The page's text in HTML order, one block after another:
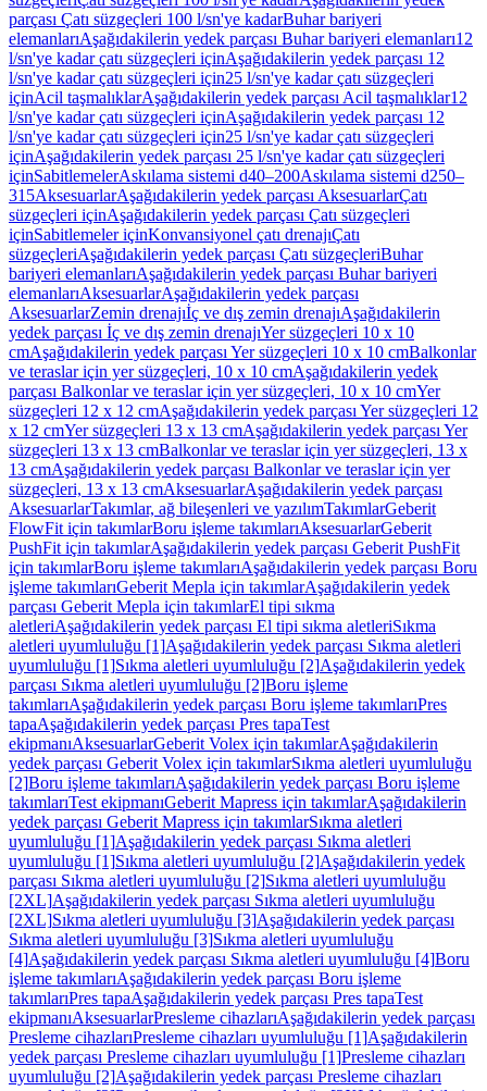
parçası Çatı süzgeçleri 100 l/sn'ye kadarBuhar bariyeri
elemanlarıAşağıdakilerin yedek parçası Buhar bariyeri elemanları12
l/sn'ye kadar çatı süzgeçleri içinAşağıdakilerin yedek parçası 12
l/sn'ye kadar çatı süzgeçleri için25 l/sn'ye kadar çatı süzgeçleri
içinAcil taşmalıklarAşağıdakilerin yedek parçası Acil taşmalıklar12
l/sn'ye kadar çatı süzgeçleri içinAşağıdakilerin yedek parçası 12
l/sn'ye kadar çatı süzgeçleri için25 l/sn'ye kadar çatı süzgeçleri
içinAşağıdakilerin yedek parçası 25 l/sn'ye kadar çatı süzgeçleri
içinSabitlemelerAskılama sistemi d40–200Askılama sistemi d250–
315AksesuarlarAşağıdakilerin yedek parçası AksesuarlarÇatı
süzgeçleri içinAşağıdakilerin yedek parçası Çatı süzgeçleri
içinSabitlemeler içinKonvansiyonel çatı drenajıÇatı
süzgeçleriAşağıdakilerin yedek parçası Çatı süzgeçleriBuhar
bariyeri elemanlarıAşağıdakilerin yedek parçası Buhar bariyeri
elemanlarıAksesuarlarAşağıdakilerin yedek parçası
AksesuarlarZemin drenajıİç ve dış zemin drenajıAşağıdakilerin
yedek parçası İç ve dış zemin drenajıYer süzgeçleri 10 x 10
cmAşağıdakilerin yedek parçası Yer süzgeçleri 10 x 10 cmBalkonlar
ve teraslar için yer süzgeçleri, 10 x 10 cmAşağıdakilerin yedek
parçası Balkonlar ve teraslar için yer süzgeçleri, 10 x 10 cmYer
süzgeçleri 12 x 12 cmAşağıdakilerin yedek parçası Yer süzgeçleri 12
x 12 cmYer süzgeçleri 13 x 13 cmAşağıdakilerin yedek parçası Yer
süzgeçleri 13 x 13 cmBalkonlar ve teraslar için yer süzgeçleri, 13 x
13 cmAşağıdakilerin yedek parçası Balkonlar ve teraslar için yer
süzgeçleri, 13 x 13 cmAksesuarlarAşağıdakilerin yedek parçası
AksesuarlarTakımlar, ağ bileşenleri ve yazılımTakımlarGeberit
FlowFit için takımlarBoru işleme takımlarıAksesuarlarGeberit
PushFit için takımlarAşağıdakilerin yedek parçası Geberit PushFit
için takımlarBoru işleme takımlarıAşağıdakilerin yedek parçası Boru
işleme takımlarıGeberit Mepla için takımlarAşağıdakilerin yedek
parçası Geberit Mepla için takımlarEl tipi sıkma
aletleriAşağıdakilerin yedek parçası El tipi sıkma aletleriSıkma
aletleri uyumluluğu [1]Aşağıdakilerin yedek parçası Sıkma aletleri
uyumluluğu [1]Sıkma aletleri uyumluluğu [2]Aşağıdakilerin yedek
parçası Sıkma aletleri uyumluluğu [2]Boru işleme
takımlarıAşağıdakilerin yedek parçası Boru işleme takımlarıPres
tapaAşağıdakilerin yedek parçası Pres tapaTest
ekipmanıAksesuarlarGeberit Volex için takımlarAşağıdakilerin
yedek parçası Geberit Volex için takımlarSıkma aletleri uyumluluğu
[2]Boru işleme takımlarıAşağıdakilerin yedek parçası Boru işleme
takımlarıTest ekipmanıGeberit Mapress için takımlarAşağıdakilerin
yedek parçası Geberit Mapress için takımlarSıkma aletleri
uyumluluğu [1]Aşağıdakilerin yedek parçası Sıkma aletleri
uyumluluğu [1]Sıkma aletleri uyumluluğu [2]Aşağıdakilerin yedek
parçası Sıkma aletleri uyumluluğu [2]Sıkma aletleri uyumluluğu
[2XL]Aşağıdakilerin yedek parçası Sıkma aletleri uyumluluğu
[2XL]Sıkma aletleri uyumluluğu [3]Aşağıdakilerin yedek parçası
Sıkma aletleri uyumluluğu [3]Sıkma aletleri uyumluluğu
[4]Aşağıdakilerin yedek parçası Sıkma aletleri uyumluluğu [4]Boru
işleme takımlarıAşağıdakilerin yedek parçası Boru işleme
takımlarıPres tapaAşağıdakilerin yedek parçası Pres tapaTest
ekipmanıAksesuarlarPresleme cihazlarıAşağıdakilerin yedek parçası
Presleme cihazlarıPresleme cihazları uyumluluğu [1]Aşağıdakilerin
yedek parçası Presleme cihazları uyumluluğu [1]Presleme cihazları
uyumluluğu [2]Aşağıdakilerin yedek parçası Presleme cihazları